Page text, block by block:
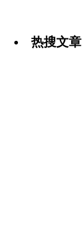
热搜文章